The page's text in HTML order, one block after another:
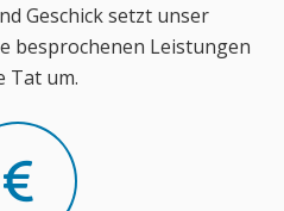
Geschick setzt unser
besprochenen Leistungen
Tat um.